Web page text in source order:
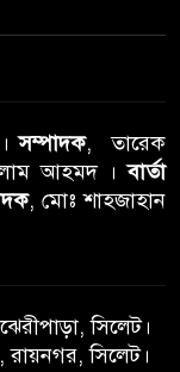
ওপর হামলার
দ্বিতীয় বারের
কাউন্সিলের
সিলেট অনলাইন
গণমাধ্যম দিবসে
।সম্পাদক, তারেক
আহমদ ।বার্তা
, মোঃ শাহজাহান
সিলেট।
রায়নগর, সিলেট।